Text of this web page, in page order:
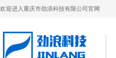
欢迎进入重庆市劲浪科技有限公司官网